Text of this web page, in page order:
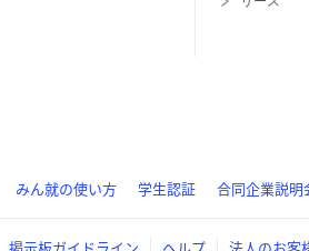
みん就の使い方 学生認証 合同企業説明